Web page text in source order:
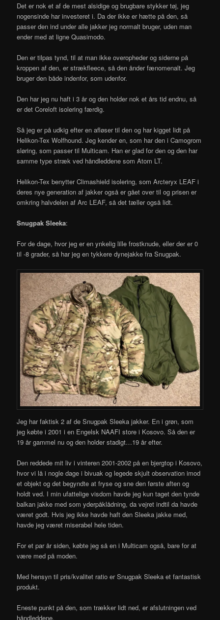
Det er nok et af de mest alsidige og brugbare stykker tøj, jeg
nogensinde har investeret i. Da der ikke er hætte på den, så
passer den ind under alle jakker jeg normalt bruger, uden man
ender med at ligne Quasimodo.
Den er tilpas tynd, til at man ikke overopheder og siderne på
kroppen af den, er strækfleece, så den ånder fænomenalt. Jeg
bruger den både indenfor, som udenfor.
Den har jeg nu haft i 3 år og den holder nok et års tid endnu, så
er det Coreloft isolering færdig.
Så jeg er på udkig efter en afløser til den og har kigget lidt på
Helikon-Tex Wolfhound. Jeg kender en, som har den i Camogrom
sløring, som passer til Multicam. Han er glad for den og den har
samme type stræk ved håndleddene som Atom LT.
Helikon-Tex benytter Climashield isolering, som Arcteryx LEAF i
deres nye generation af jakker også er gået over til og prisen er
omkring halvdelen af Arc LEAF, så det tæller også lidt.
Snugpak Sleeka:
For de dage, hvor jeg er en ynkelig lille frostknude, eller der er 0
til -8 grader, så har jeg en tykkere dynejakke fra Snugpak.
Jeg har faktisk 2 af de Snugpak Sleeka jakker. En i grøn, som
jeg købte i 2001 i en Engelsk NAAFI store i Kosovo. Så den er
19 år gammel nu og den holder stadigt…19 år efter.
Den reddede mit liv i vinteren 2001-2002 på en bjergtop i Kosovo,
hvor vi lå i nogle dage i bivuak og legede skjult observation imod
et objekt og det begyndte at fryse og sne den første aften og
holdt ved. I min ufattelige visdom havde jeg kun taget den tynde
balkan jakke med som yderpåklådning, da vejret indtil da havde
været godt. Hvis jeg ikke havde haft den Sleeka jakke med,
havde jeg været miserabel hele tiden.
For et par år siden, købte jeg så en i Multicam også, bare for at
være med på moden.
Med hensyn til pris/kvalitet ratio er Snugpak Sleeka et fantastisk
produkt.
Eneste punkt på den, som trækker lidt ned, er afslutningen ved
håndleddene.